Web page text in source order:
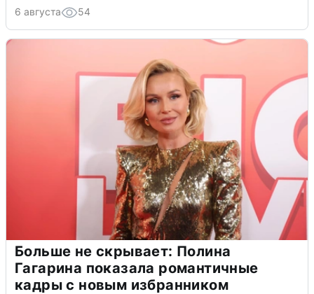
6 августа 54
Больше не скрывает: Полина
Гагарина показала романтичные
кадры с новым избранником